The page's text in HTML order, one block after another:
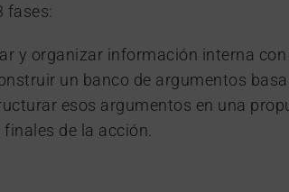
fases:
y organizar información interna
un banco de argumentos
esos argumentos en una
de la acción.